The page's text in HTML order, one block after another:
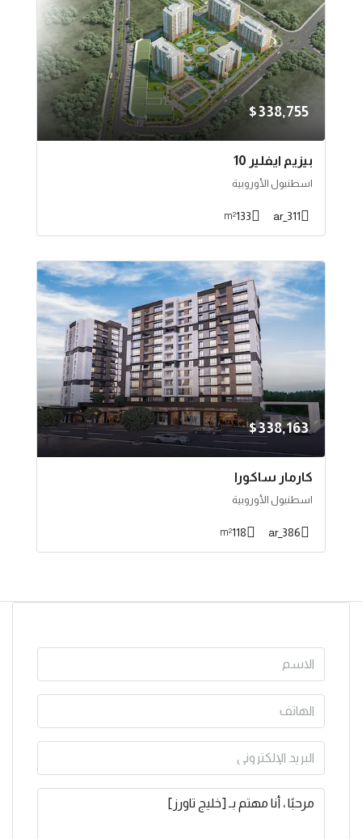
$338,755
بيزيم ايفلير 10
اسطنبول الأوروبية
311_ar
133
m²
$338,163
كارمار ساكورا
اسطنبول الأوروبية
386_ar
118
m²